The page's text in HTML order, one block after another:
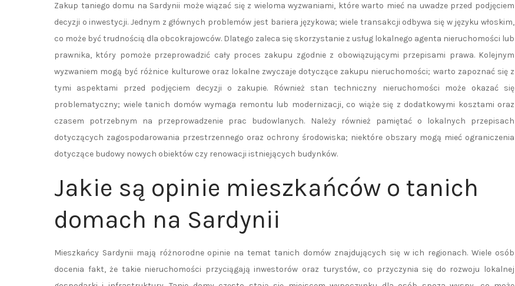
Zakup taniego domu na Sardynii może wiązać się z wieloma wyzwaniami, które warto mieć na uwadze przed podjęciem
decyzji o inwestycji. Jednym z głównych problemów jest bariera językowa; wiele transakcji odbywa się w języku włoskim,
co może być trudnością dla obcokrajowców. Dlatego zaleca się skorzystanie z usług lokalnego agenta nieruchomości lub
prawnika, który pomoże przeprowadzić cały proces zakupu zgodnie z obowiązującymi przepisami prawa. Kolejnym
wyzwaniem mogą być różnice kulturowe oraz lokalne zwyczaje dotyczące zakupu nieruchomości; warto zapoznać się z
tymi aspektami przed podjęciem decyzji o zakupie. Również stan techniczny nieruchomości może okazać się
problematyczny; wiele tanich domów wymaga remontu lub modernizacji, co wiąże się z dodatkowymi kosztami oraz
czasem potrzebnym na przeprowadzenie prac budowlanych. Należy również pamiętać o lokalnych przepisach
dotyczących zagospodarowania przestrzennego oraz ochrony środowiska; niektóre obszary mogą mieć ograniczenia
dotyczące budowy nowych obiektów czy renowacji istniejących budynków.
Jakie są opinie mieszkańców o tanich
domach na Sardynii
Mieszkańcy Sardynii mają różnorodne opinie na temat tanich domów znajdujących się w ich regionach. Wiele osób
docenia fakt, że takie nieruchomości przyciągają inwestorów oraz turystów, co przyczynia się do rozwoju lokalnej